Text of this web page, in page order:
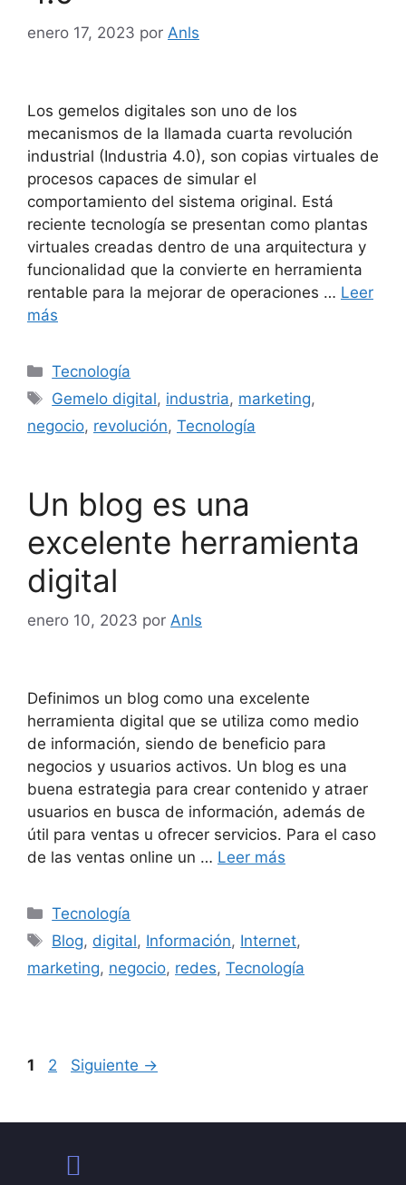
enero 17, 2023 por Anls
Los gemelos digitales son uno de los
mecanismos de la llamada cuarta revolución
industrial (Industria 4.0), son copias virtuales de
procesos capaces de simular el
comportamiento del sistema original. Está
reciente tecnología se presentan como plantas
virtuales creadas dentro de una arquitectura y
funcionalidad que la convierte en herramienta
rentable para la mejorar de operaciones … Leer
más
Tecnología
Gemelo digital, industria, marketing,
negocio, revolución, Tecnología
Un blog es una
excelente herramienta
digital
enero 10, 2023 por Anls
Definimos un blog como una excelente
herramienta digital que se utiliza como medio
de información, siendo de beneficio para
negocios y usuarios activos. Un blog es una
buena estrategia para crear contenido y atraer
usuarios en busca de información, además de
útil para ventas u ofrecer servicios. Para el caso
de las ventas online un … Leer más
Tecnología
Blog, digital, Información, Internet,
marketing, negocio, redes, Tecnología
1 2 Siguiente →